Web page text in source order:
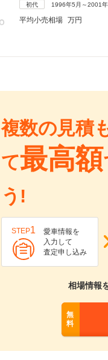
初代 1996年5月～2001年
平均小売相場 万円
複数の見積
て最高額
う!
STEP1
愛車情報を
入力して
査定申し込み
相場情報
無
料